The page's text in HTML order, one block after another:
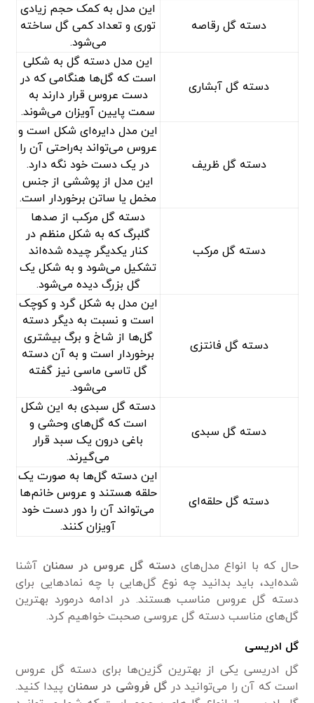
دسته گل رقاصه
این مدل به کمک حجم زیادی
توری و تعداد کمی‌ گل ساخته
می‌شود.
دسته گل آبشاری
این مدل دسته گل به شکلی
است که گل‌ها هنگامی‌ که در
دست عروس قرار دارند به
سمت پایین آویزان می‌شوند.
دسته گل ظریف
این مدل دایره‌ای شکل است و
عروس می‌تواند به‌راحتی آن را
در یک دست خود نگه دارد.
این مدل از پوششی از جنس
مخمل یا ساتن برخوردار است.
دسته گل مرکب
دسته گل مرکب از صد‌ها
گلبرگ که به شکل منظم در
کنار یکدیگر چیده شده‌اند
تشکیل می‌شود و به شکل یک
گل بزرگ دیده می‌شود.
دسته گل فانتزی
این مدل به شکل گرد و کوچک
است و نسبت به دیگر دسته
گل‌ها از شاخ و برگ بیشتری
برخوردار است و به آن دسته
گل تاسی ماسی نیز گفته
می‌شود.
دسته گل سبدی
دسته گل سبدی به این شکل
است که گل‌های وحشی و
باغی درون یک سبد قرار
می‌گیرند.
دسته گل حلقه‌ای
این دسته گل‌ها به صورت یک
حلقه هستند و عروس خانم‌ها
می‌تواند آن را دور دست خود
آویزان کنند.
حال که با انواع مدل‌های دسته گل عروس در سمنان آشنا
شده‌اید، باید بدانید چه نوع گل‌هایی با چه نماد‌هایی برای
دسته گل عروس مناسب هستند. در ادامه درمورد بهترین
گل‌های مناسب دسته گل عروسی صحبت خواهیم کرد.
گل ادریسی
گل ادریسی یکی از بهترین گزین‌ها برای دسته گل عروس
است که آن را می‌توانید در گل فروشی در سمنان پیدا کنید.